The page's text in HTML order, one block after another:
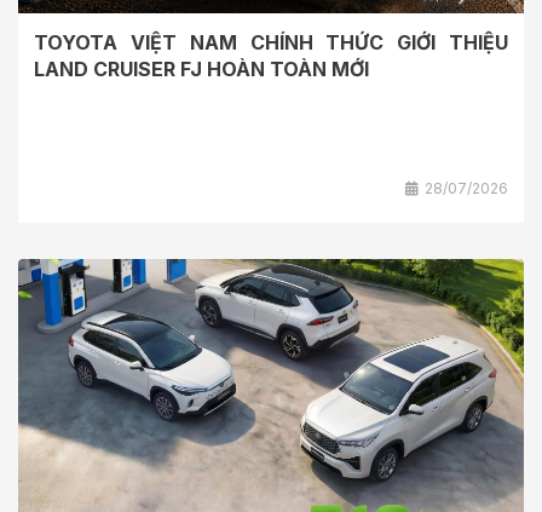
TOYOTA VIỆT NAM CHÍNH THỨC GIỚI THIỆU
LAND CRUISER FJ HOÀN TOÀN MỚI
28/07/2026